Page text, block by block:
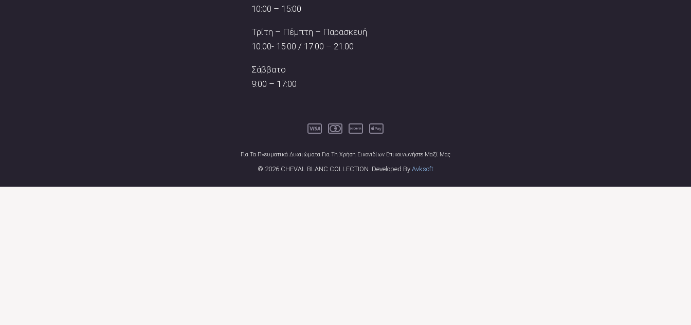
10:00 – 15:00
Τρίτη – Πέμπτη – Παρασκευή
10:00- 15:00 / 17:00 – 21:00
Σάββατο
9:00 – 17:00
Για Τα Πνευματικά Δικαιώματα Για Τη Χρήση Εικονιδίων Επικοινωνήστε Μαζί Μας
© 2026 CHEVAL BLANC COLLECTION. Developed By Avksoft